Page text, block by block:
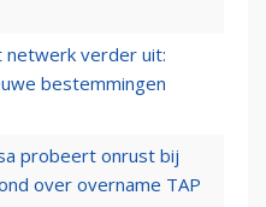
netwerk verder uit:
bestemmingen
probeert onrust bij
over overname TAP